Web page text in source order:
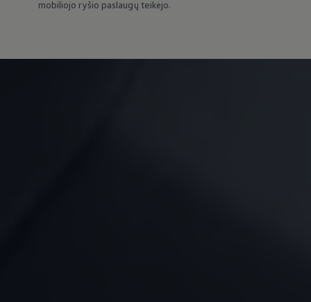
mobiliojo ryšio paslaugų teikėjo.